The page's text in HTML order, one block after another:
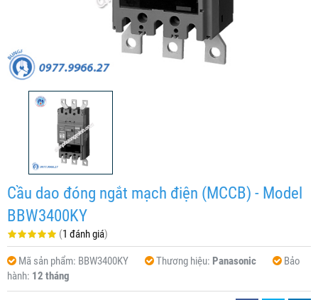
Cầu dao đóng ngắt mạch điện (MCCB) - Model
BBW3400KY
(1 đánh giá)
Mã sản phẩm: BBW3400KY Thương hiệu: Panasonic
Bảo
hành: 12 tháng